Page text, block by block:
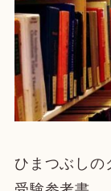
ひまつぶしの